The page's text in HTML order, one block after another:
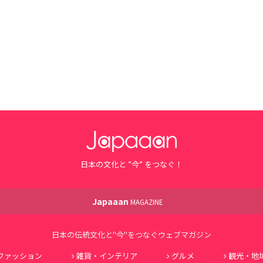
日本の文化と ”今” をつなぐ！
Japaaan MAGAZINE
日本の伝統文化と"今"をつなぐウェブマガジン
ァッション 雑貨・インテリア グルメ 観光・地